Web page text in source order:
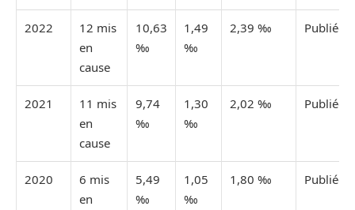
2022
12 mis
en
cause
10,63
‰
1,49
‰
2,39 ‰ Publiée
2021
11 mis
en
cause
9,74
‰
1,30
‰
2,02 ‰ Publiée
2020
6 mis
en
5,49
‰
1,05
‰
1,80 ‰ Publiée